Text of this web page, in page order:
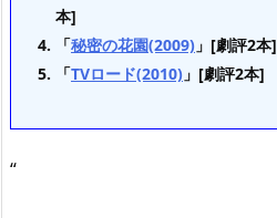
本]
「秘密の花園(2009) 」[劇評2本]
「TVロード(2010) 」[劇評2本]
“